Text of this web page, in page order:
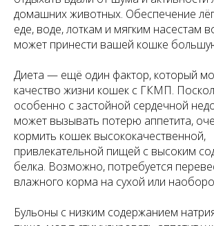
домашних животных. Обеспечение
еде, воде, лоткам и мягким насестам
может принести вашей кошке
Диета — ещё один фактор, который
качество жизни кошек с ГКМП.
особенно с застойной сердечной
может вызывать потерю аппетита,
кормить кошек высококачественной,
привлекательной пищей с высоким
белка. Возможно, потребуется
влажного корма на сухой или
Бульоны с низким содержанием